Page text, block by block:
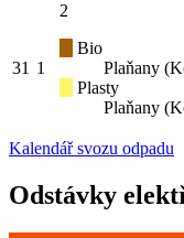
31 1
2
Bio
Plaňany
Plasty
Plaňany
Kalendář svozu odpadu
Odstávky